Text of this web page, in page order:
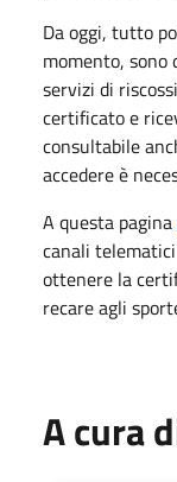
Da oggi, tutto
momento, sono
servizi di
certificato e
consultabile
accedere è
A questa pagina
canali
ottenere la
recare agli
A cura